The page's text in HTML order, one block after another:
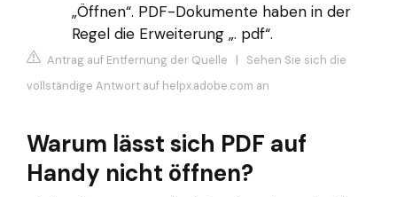
„Öffnen“. PDF-Dokumente haben in der
Regel die Erweiterung „. pdf“.
Antrag auf Entfernung der Quelle | Sehen Sie sich die
vollständige Antwort auf helpx.adobe.com an
Warum lässt sich PDF auf
Handy nicht öffnen?